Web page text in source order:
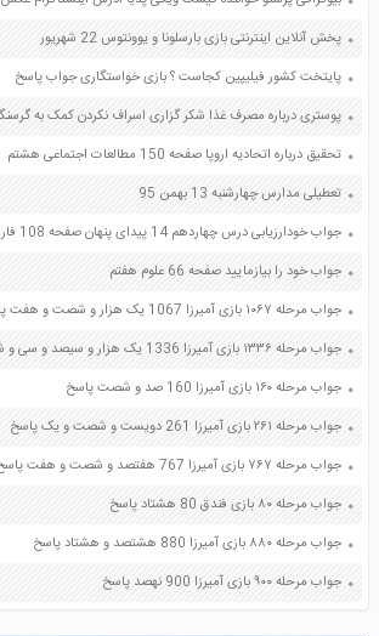
پخش آنلاین اینترنتی بازی بارسلونا و یوونتوس 22 شهریور
پایتخت کشور فیلیپین کجاست ؟ بازی خواستگاری جواب پاسخ
تحقیق درباره اتحادیه اروپا صفحه 150 مطالعات اجتماعی هشتم
تعطیلی مدارس چهارشنبه 13 بهمن 95
جواب خودارزیابی درس چهاردهم 14 پیدای پنهان صفحه 108 فارسی نهم
جواب خود را بیازمایید صفحه 66 علوم هفتم
جواب مرحله ۱۰۶۷ بازی آمیرزا 1067 یک هزار و شصت و هفت پاسخ
جواب مرحله ۱۳۳۶ بازی آمیرزا 1336 یک هزار و سیصد و سی و شش پاسخ
جواب مرحله ۱۶۰ بازی آمیرزا 160 صد و شصت پاسخ
جواب مرحله ۲۶۱ بازی آمیرزا 261 دویست و شصت و یک پاسخ
جواب مرحله ۷۶۷ بازی آمیرزا 767 هفتصد و شصت و هفت پاسخ
جواب مرحله ۸۰ بازی فندق 80 هشتاد پاسخ
جواب مرحله ۸۸۰ بازی آمیرزا 880 هشتصد و هشتاد پاسخ
جواب مرحله ۹۰۰ بازی آمیرزا 900 نهصد پاسخ